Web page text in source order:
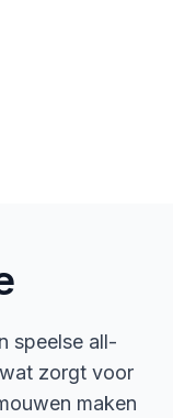
speelse all-
zorgt voor
maken